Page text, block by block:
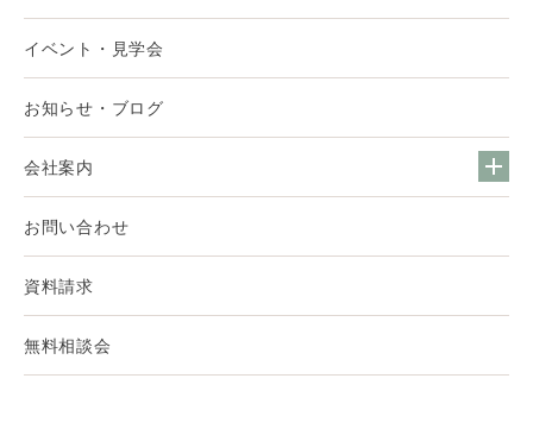
イベント・見学会
お知らせ・ブログ
会社案内
お問い合わせ
資料請求
無料相談会